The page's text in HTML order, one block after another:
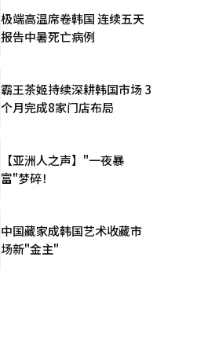
极端高温席卷韩国 连续五天
报告中暑死亡病例
霸王茶姬持续深耕韩国市场 3
个月完成8家门店布局
【亚洲人之声】"一夜暴
富"梦碎！
中国藏家成韩国艺术收藏市
场新"金主"